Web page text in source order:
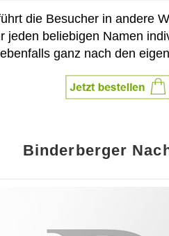
die Besucher in andere
beliebigen Namen
ganz nach den
Binderberger